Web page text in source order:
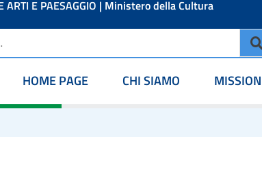
ARTI E PAESAGGIO | Ministero della Cultura
HOME PAGE CHI SIAMO MISSION